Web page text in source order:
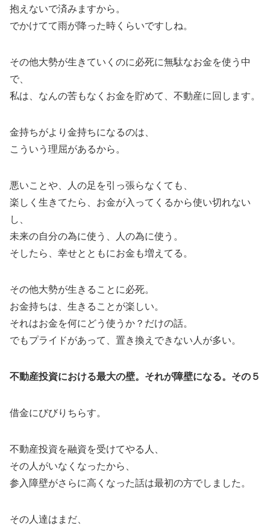
抱えないで済みますから。
でかけてて雨が降った時くらいですしね。
その他大勢が生きていくのに必死に無駄なお金を使う中
で、
私は、なんの苦もなくお金を貯めて、不動産に回します。
金持ちがより金持ちになるのは、
こういう理屈があるから。
悪いことや、人の足を引っ張らなくても、
楽しく生きてたら、お金が入ってくるから使い切れない
し、
未来の自分の為に使う、人の為に使う。
そしたら、幸せとともにお金も増えてる。
その他大勢が生きることに必死。
お金持ちは、生きることが楽しい。
それはお金を何にどう使うか？だけの話。
でもプライドがあって、置き換えできない人が多い。
不動産投資における最大の壁。それが障壁になる。その５
借金にびびりちらす。
不動産投資を融資を受けてやる人、
その人がいなくなったから、
参入障壁がさらに高くなった話は最初の方でしました。
その人達はまだ、